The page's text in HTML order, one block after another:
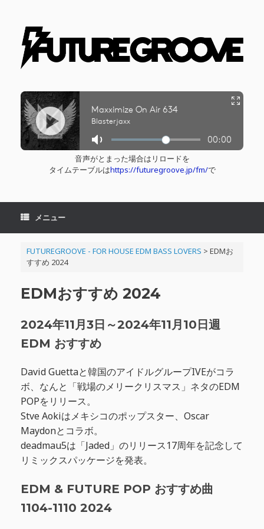
音声がとまった場合はリロードを
タイムテーブルはhttps://futuregroove.jp/fm/で
メニュー
FUTUREGROOVE - FOR HOUSE EDM BASS LOVERS > EDMお
すすめ 2024
EDMおすすめ 2024
2024年11月3日～2024年11月10日週
EDM おすすめ
David Guettaと韓国のアイドルグループIVEがコラ
ボ、なんと「戦場のメリークリスマス」ネタのEDM
POPをリリース。
Stve Aokiはメキシコのポップスター、Oscar
Maydonとコラボ。
deadmau5は「Jaded」のリリース17周年を記念して
リミックスパッケージを発表。
EDM & FUTURE POP おすすめ曲
1104-1110 2024